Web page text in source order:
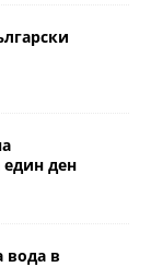
един ден
вода в